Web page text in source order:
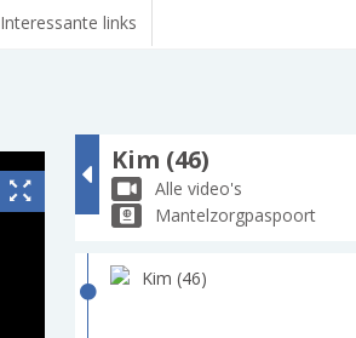
Interessante links
Kim (46)
Alle video's
Mantelzorgpaspoort
Kim (46)